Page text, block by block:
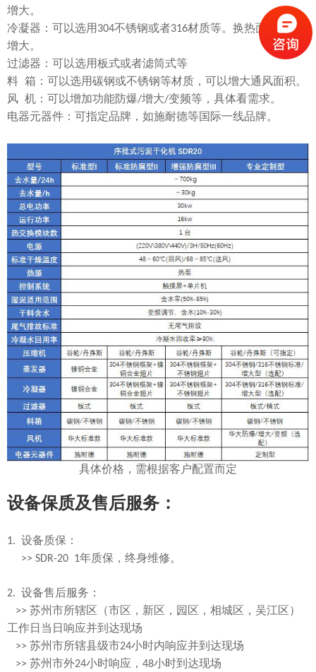
增大。
冷凝器：可以选用 304不锈钢或者316材质等。换热面积可以
增大。
过滤器：可以选用板式或者滤筒式等
料 箱：可以选用碳钢或不锈钢等材质，可以增大通风面积。
风 机：可以增加功能防爆/增大/变频等，具体看需求。
电器元器件：可指定品牌，如施耐德等国际一线品牌。
具体价格，需根据客户配置而定
设备保质及售后服务：
1. 设备质保：
>> SDR-20 1年质保，终身维修。
2. 设备售后服务：
>> 苏州市所辖区（市区，新区，园区，相城区，吴江区）
工作日当日响应并到达现场
>> 苏州市所辖县级市24小时内响应并到达现场
>> 苏州市外24小时响应，48小时到达现场